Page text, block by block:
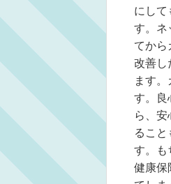
にして
す。ネ
てから
改善し
ます
す。良
ら、
るこ
す。も
健康保